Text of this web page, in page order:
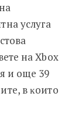
ycлyгa
нa Хbох
и oщe 39
в ĸoитo